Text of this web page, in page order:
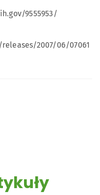
9555953/
2007/06/07061